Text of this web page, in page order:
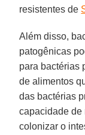
resistentes de
Além disso,
patogênicas
para bactérias
de alimentos
das bactérias
capacidade de
colonizar o